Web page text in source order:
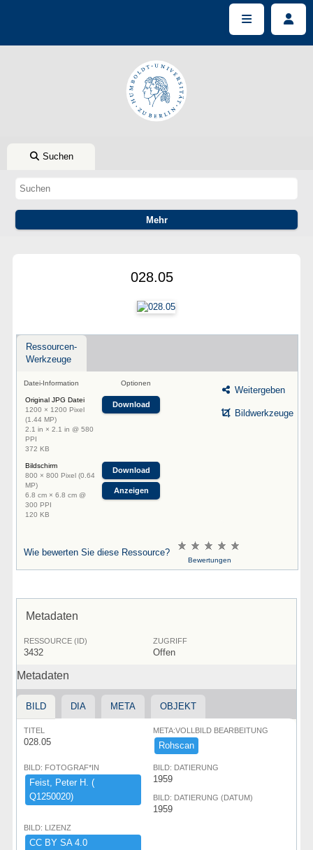
Suchen
028.05
Ressourcen-
Werkzeuge
Datei-Information Optionen
Original JPG Datei
1200 × 1200 Pixel
(1.44 MP)
2.1 in × 2.1 in @ 580
PPI
372 KB
Download
Bildschirm
800 × 800 Pixel (0.64
MP)
6.8 cm × 6.8 cm @
300 PPI
120 KB
Download
Anzeigen
Weitergeben
Bildwerkzeuge
Wie bewerten Sie diese Ressource?
Bewertungen
Metadaten
RESSOURCE (ID)
3432
ZUGRIFF
Offen
Metadaten
BILD DIA META OBJEKT
TITEL
028.05
META:VOLLBILD BEARBEITUNG
Rohscan
BILD: FOTOGRAF*IN
Feist,​ ​Peter ​H.​ ​(​
Q1250020)​
BILD: DATIERUNG
1959
BILD: DATIERUNG (DATUM)
1959
BILD: LIZENZ
CC ​BY ​SA ​4.​0 ​